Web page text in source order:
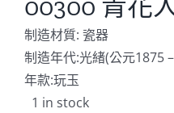
00300 青花
制造材質: 瓷器
制造年代:光緒(公元1875
年款:玩玉
1 in stock